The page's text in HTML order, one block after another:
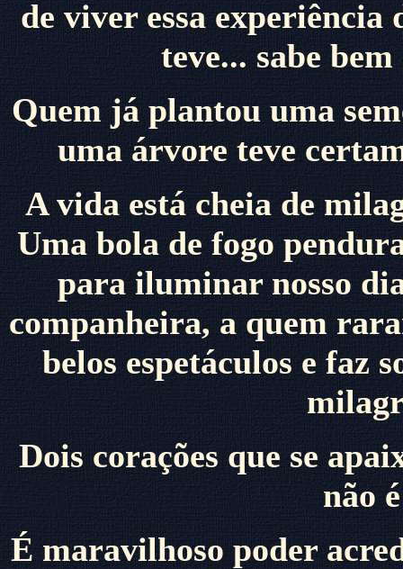
de viver essa
teve... sabe
Quem já plantou uma
uma árvore teve
A vida está cheia de
Uma bola de fogo
para iluminar nosso
companheira, a quem
belos espetáculos e faz
Dois corações que se
não
É maravilhoso poder